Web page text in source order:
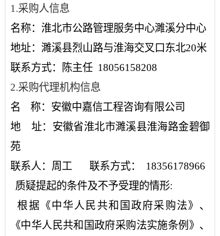
1.采购人信息
名称：淮北市公路管理服务中心濉溪分中心
地址：濉溪县烈山路与淮海交叉口东北20米
联系方式：陈主任 18056158208
2.采购代理机构信息
名
称：安徽中嘉信工程咨询有限公司
地
址：安徽省淮北市濉溪县淮海路金碧御
苑
联系人：周工
联系方式：
18356178966
质疑提起的条件及不予受理的情形:
根据《中华人民共和国政府采购法》、
《中华人民共和国政府采购法实施条例》、